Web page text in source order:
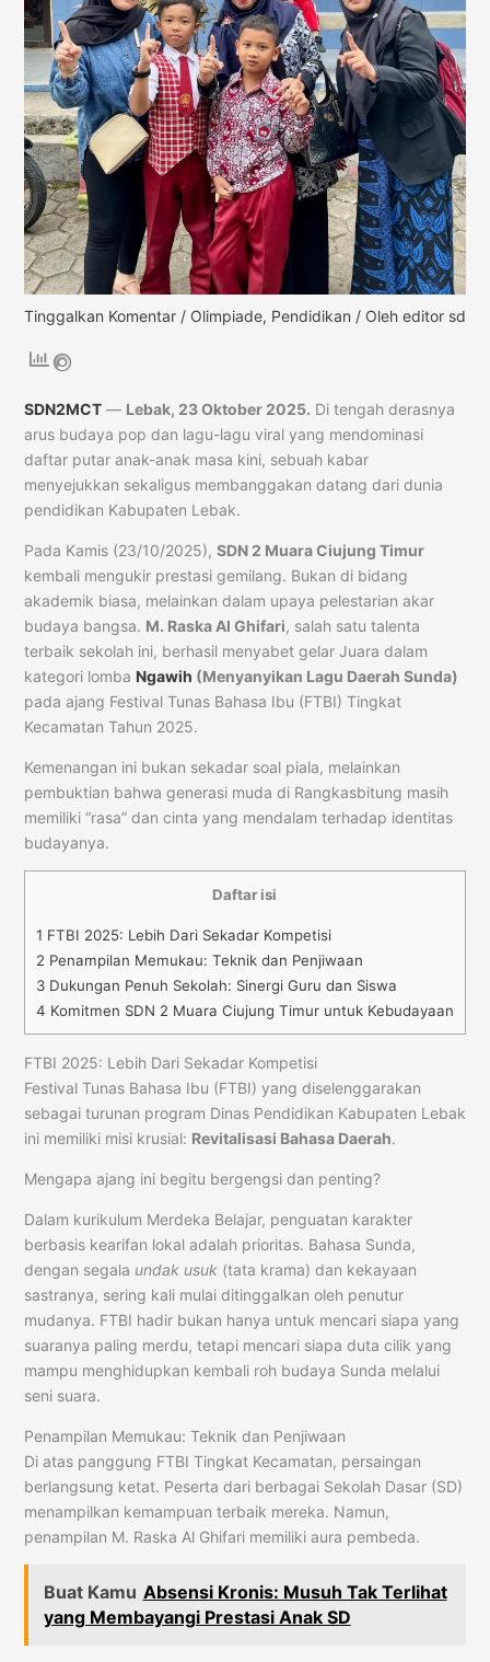
Tinggalkan Komentar / Olimpiade, Pendidikan / Oleh editor sd
SDN2MCT— Lebak, 23 Oktober 2025. Di tengah derasnya
arus budaya pop dan lagu-lagu viral yang mendominasi
daftar putar anak-anak masa kini, sebuah kabar
menyejukkan sekaligus membanggakan datang dari dunia
pendidikan Kabupaten Lebak.
Pada Kamis (23/10/2025), SDN 2 Muara Ciujung Timur
kembali mengukir prestasi gemilang. Bukan di bidang
akademik biasa, melainkan dalam upaya pelestarian akar
budaya bangsa. M. Raska Al Ghifari, salah satu talenta
terbaik sekolah ini, berhasil menyabet gelar Juara dalam
kategori lomba Ngawih (Menyanyikan Lagu Daerah Sunda)
pada ajang Festival Tunas Bahasa Ibu (FTBI) Tingkat
Kecamatan Tahun 2025.
Kemenangan ini bukan sekadar soal piala, melainkan
pembuktian bahwa generasi muda di Rangkasbitung masih
memiliki “rasa” dan cinta yang mendalam terhadap identitas
budayanya.
Daftar isi
1 FTBI 2025: Lebih Dari Sekadar Kompetisi
2 Penampilan Memukau: Teknik dan Penjiwaan
3Dukungan Penuh Sekolah: Sinergi Guru dan Siswa
4 Komitmen SDN 2 Muara Ciujung Timur untuk Kebudayaan
FTBI 2025: Lebih Dari Sekadar Kompetisi
Festival Tunas Bahasa Ibu (FTBI) yang diselenggarakan
sebagai turunan program Dinas Pendidikan Kabupaten Lebak
ini memiliki misi krusial: Revitalisasi Bahasa Daerah.
Mengapa ajang ini begitu bergengsi dan penting?
Dalam kurikulum Merdeka Belajar, penguatan karakter
berbasis kearifan lokal adalah prioritas. Bahasa Sunda,
dengan segala undak usuk(tata krama) dan kekayaan
sastranya, sering kali mulai ditinggalkan oleh penutur
mudanya. FTBI hadir bukan hanya untuk mencari siapa yang
suaranya paling merdu, tetapi mencari siapa duta cilik yang
mampu menghidupkan kembali roh budaya Sunda melalui
seni suara.
Penampilan Memukau: Teknik dan Penjiwaan
Di atas panggung FTBI Tingkat Kecamatan, persaingan
berlangsung ketat. Peserta dari berbagai Sekolah Dasar (SD)
menampilkan kemampuan terbaik mereka. Namun,
penampilan M. Raska Al Ghifari memiliki aura pembeda.
Buat Kamu Absensi Kronis: Musuh Tak Terlihat
yang Membayangi Prestasi Anak SD